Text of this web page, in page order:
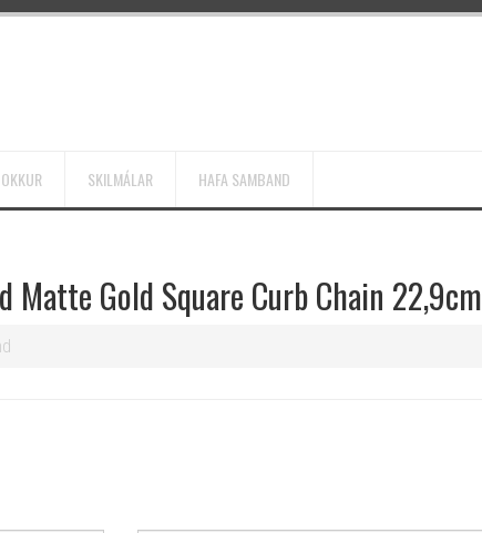
SKILMÁLAR HAFA SAMBAND
Matte Gold Square Curb Chain 22,9cm